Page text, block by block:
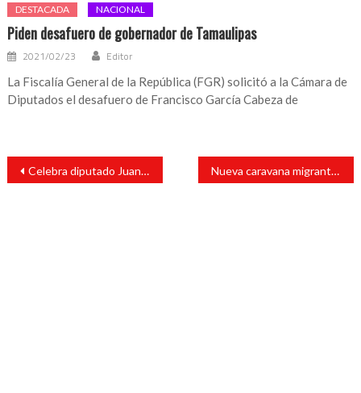
DESTACADA NACIONAL
Piden desafuero de gobernador de Tamaulipas
2021/02/23 Editor
La Fiscalía General de la República (FGR) solicitó a la Cámara de
Diputados el desafuero de Francisco García Cabeza de
Navegación
entradas
Celebra diputado Juan Javier Gómez Cazarín inscripción en letras de oro del Bicentenario de la Armada de México Nueva caravana migrante parte de Tapachula, Chiapas; Guardia Nacional hace operativos nocturnos